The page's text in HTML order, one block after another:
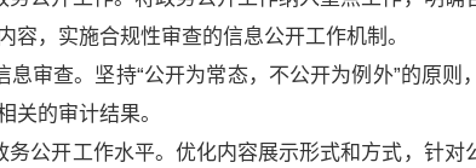
，实施合规性审查的信息公开工作机制。
息审查。坚持“公开为常态，不公开为例外”的原
关的审计结果。
务公开工作水平。优化内容展示形式和方式，针